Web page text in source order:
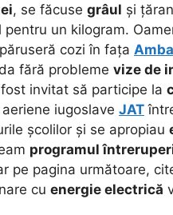
, se făcuse grâul și
un kilogram.
cozi în fața
fără probleme vize de
invitat să participe la
iugoslave JAT
școlilor și se apropiau
programul
pe pagina următoare,
cu energie electrică